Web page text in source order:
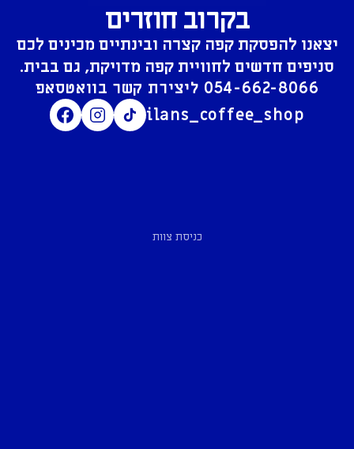
בקרוב חוזרים
יצאנו להפסקת קפה קצרה ובינתיים מכינים לכם
סניפים חדשים לחוויית קפה מדויקת, גם בבית.
054-662-8066
ilans_coffee_shop
כניסת צוות